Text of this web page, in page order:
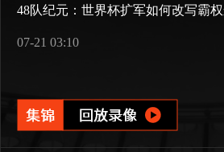
48队纪元：世界杯扩军如何改写霸
07-21 03:10